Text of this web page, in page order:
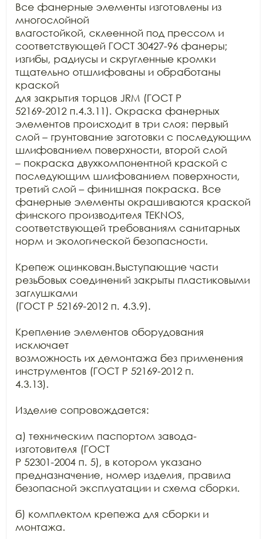
Все фанерные элементы изготовлены из
многослойной
влагостойкой, склеенной под прессом и
соответствующей ГОСТ 30427-96 фанеры;
изгибы, радиусы и скругленные кромки
тщательно отшлифованы и обработаны
краской
для закрытия торцов JRM (ГОСТ Р
52169-2012 п.4.3.11). Окраска фанерных
элементов происходит в три слоя: первый
слой – грунтование заготовки с последующим
шлифованием поверхности, второй слой
– покраска двухкомпонентной краской с
последующим шлифованием поверхности,
третий слой – финишная покраска. Все
фанерные элементы окрашиваются краской
финского производителя TEKNOS,
соответствующей требованиям санитарных
норм и экологической безопасности.
Крепеж оцинкован.Выступающие части
резьбовых соединений закрыты пластиковыми
заглушками
(ГОСТ Р 52169-2012 п. 4.3.9).
Крепление элементов оборудования
исключает
возможность их демонтажа без применения
инструментов (ГОСТ Р 52169-2012 п.
4.3.13).
Изделие сопровождается:
а) техническим паспортом завода-
изготовителя (ГОСТ
Р 52301-2004 п. 5), в котором указано
предназначение, номер изделия, правила
безопасной эксплуатации и схема сборки.
б) комплектом крепежа для сборки и
монтажа.